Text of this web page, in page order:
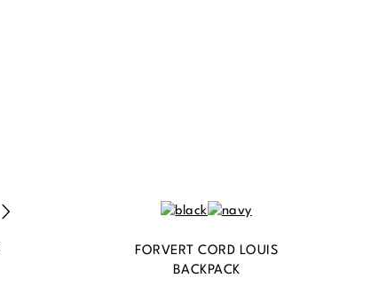
FORVERT CORD LOUIS
BACKPACK